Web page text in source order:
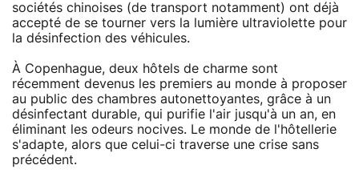
sociétés chinoises (de transport notamment) ont déjà
accepté de se tourner vers la lumière ultraviolette pour
la désinfection des véhicules.
À Copenhague, deux hôtels de charme sont
récemment devenus les premiers au monde à proposer
au public des chambres autonettoyantes, grâce à un
désinfectant durable, qui purifie l'air jusqu'à un an, en
éliminant les odeurs nocives. Le monde de l'hôtellerie
s'adapte, alors que celui-ci traverse une crise sans
précédent.